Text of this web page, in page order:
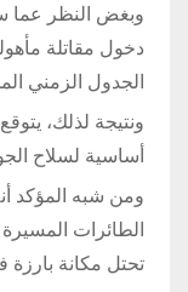
دخول مقاتلة
الجدول الزمني
ونتيجة لذلك،
أساسية لسلاح
ومن شبه المؤكد
الطائرات
تحتل مكانة